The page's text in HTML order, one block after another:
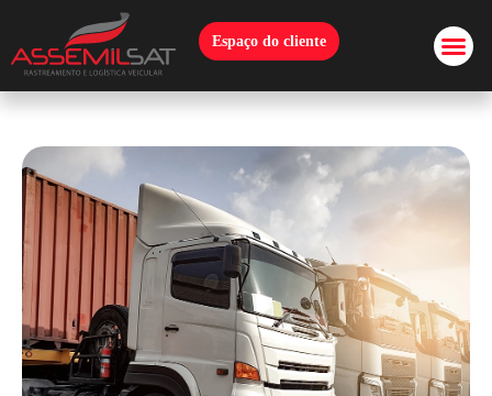
Espaço do cliente